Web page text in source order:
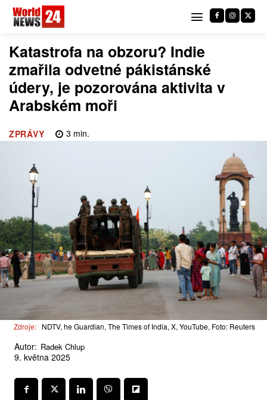
Katastrofa na obzoru? Indie
zmařila odvetné pákistánské
údery, je pozorována aktivita v
Arabském moři
ZPRÁVY 3 min.
Zdroje: NDTV, he Guardian, The Times of India, X, YouTube, Foto: Reuters
Autor: Radek Chlup
9. května 2025